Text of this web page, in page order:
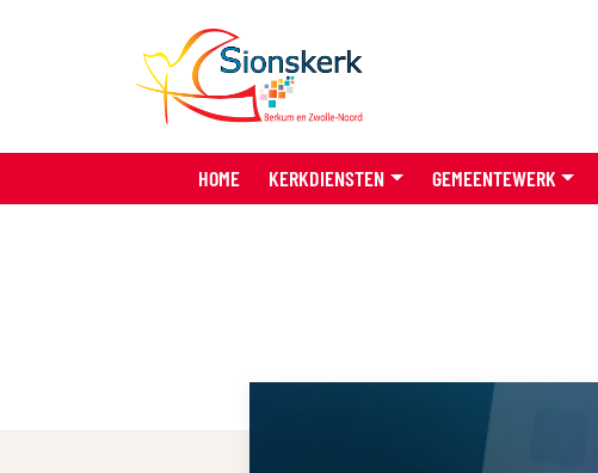
HOME KERKDIENSTEN GEMEENTEWERK